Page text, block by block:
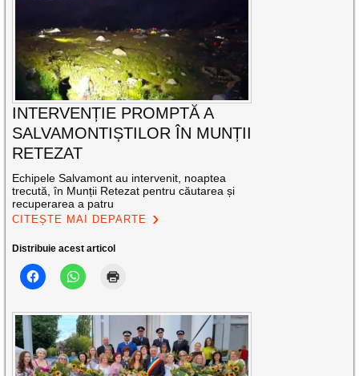
INTERVENȚIE PROMPTĂ A
SALVAMONTIȘTILOR ÎN MUNȚII
RETEZAT
Echipele Salvamont au intervenit, noaptea
trecută, în Munții Retezat pentru căutarea și
recuperarea a patru
CITEȘTE MAI DEPARTE
Distribuie acest articol